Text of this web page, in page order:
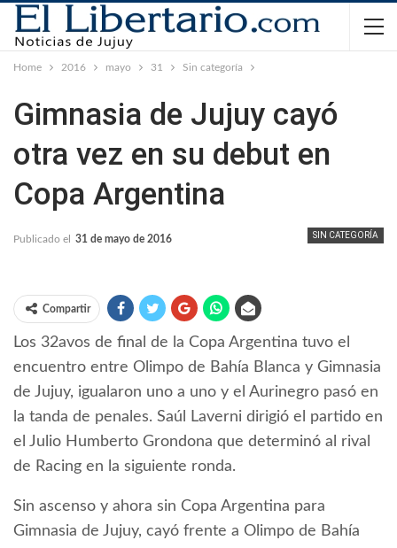
Home 2016 mayo 31 Sin categoría
Gimnasia de Jujuy cayó
otra vez en su debut en
Copa Argentina
SIN CATEGORÍA
Publicado el 31 de mayo de 2016
Compartir
Los 32avos de final de la Copa Argentina tuvo el
encuentro entre Olimpo de Bahía Blanca y Gimnasia
de Jujuy, igualaron uno a uno y el Aurinegro pasó en
la tanda de penales. Saúl Laverni dirigió el partido en
el Julio Humberto Grondona que determinó al rival
de Racing en la siguiente ronda.
Sin ascenso y ahora sin Copa Argentina para
Gimnasia de Jujuy, cayó frente a Olimpo de Bahía